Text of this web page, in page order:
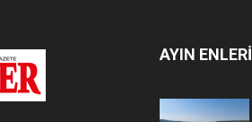
AYIN ENLERİ